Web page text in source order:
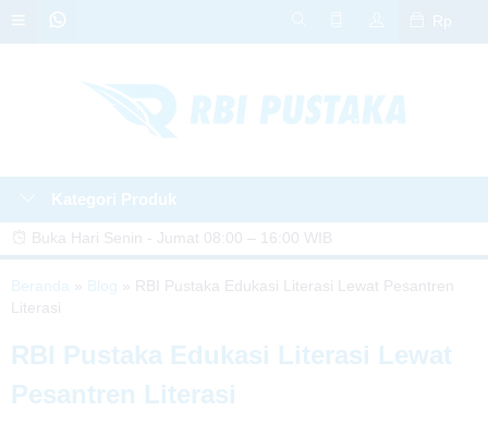
Rp
Kategori Produk
Buka Hari Senin - Jumat 08:00 – 16:00 WIB
Pustaka, dapatkan layanan desain cover GRATIS! 🤩📘
📢 PROMO SPESIAL! Cetak buku di RBI Pustaka diskon hingga 20%! 🎉
Jangan lewatkan kesempatan ini. Hubungi kami sekarang! 📚✨
Beranda » Blog » RBI Pustaka Edukasi Literasi Lewat Pesantren
Literasi
RBI Pustaka Edukasi Literasi Lewat
Pesantren Literasi